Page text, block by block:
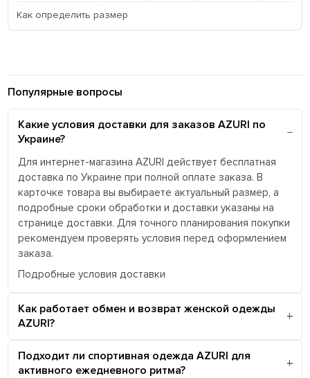
Как определить размер
Популярные вопросы
Какие условия доставки для заказов AZURI по
Украине?
Для интернет-магазина AZURI действует бесплатная
доставка по Украине при полной оплате заказа. В
карточке товара вы выбираете актуальный размер, а
подробные сроки обработки и доставки указаны на
странице доставки. Для точного планирования покупки
рекомендуем проверять условия перед оформлением
заказа.
Подробные условия доставки
Как работает обмен и возврат женской одежды
AZURI?
Подходит ли спортивная одежда AZURI для
активного ежедневного ритма?